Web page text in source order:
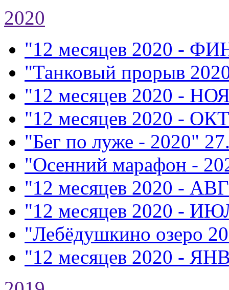
2020
"12 месяцев 2020 -
"Танковый прорыв
"12 месяцев 2020 -
"12 месяцев 2020 -
"Бег по луже - 2020"
"Осенний марафон -
"12 месяцев 2020 -
"12 месяцев 2020 -
"Лебёдушкино озеро
"12 месяцев 2020 -